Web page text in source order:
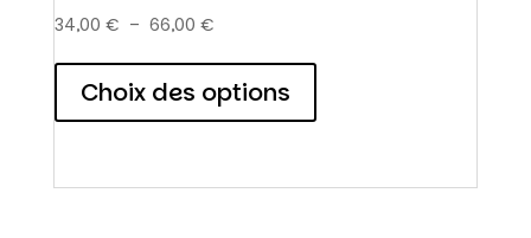
34,00 € – 66,00 €Plage
prix :
34,00 €
Choix des options
Les